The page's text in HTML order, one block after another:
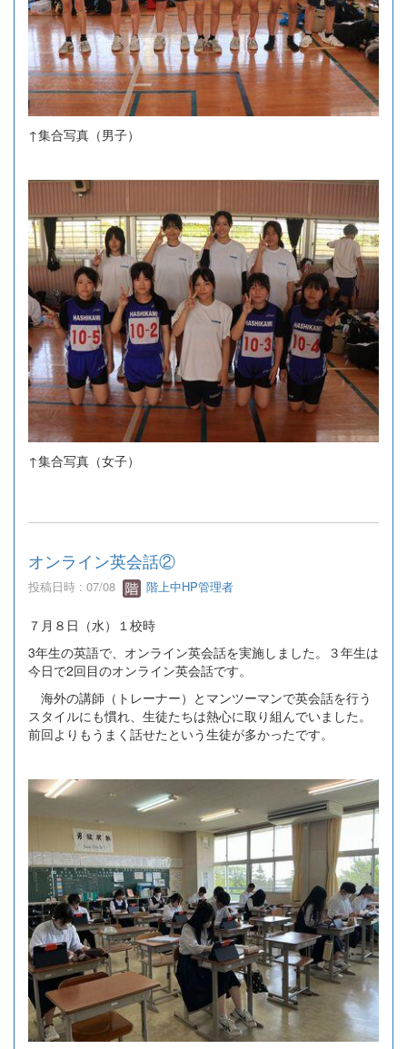
↑集合写真（男子）
↑集合写真（女子）
オンライン英会話②
投稿日時 : 07/08 階上中HP管理者
７月８日（水）１校時
3年生の英語で、オンライン英会話を実施しました。３年生は
今日で2回目のオンライン英会話です。
海外の講師（トレーナー）とマンツーマンで英会話を行う
スタイルにも慣れ、生徒たちは熱心に取り組んでいました。
前回よりもうまく話せたという生徒が多かったです。